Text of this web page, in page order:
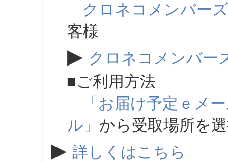
クロネコメンバーズ
客様
▶ クロネコメンバー
■ご利用方法
「お届け予定ｅメ
ル」 から受取場所を
▶ 詳しくはこちら